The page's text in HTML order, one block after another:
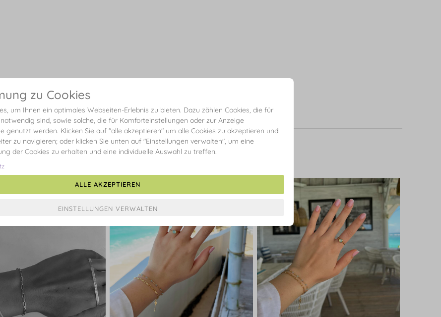
zu Cookies
um Ihnen ein optimales Webseiten-Erlebnis zu bieten. Dazu zählen Cookies, die für
sind, sowie solche, die für Komforteinstellungen oder zur Anzeige
genutzt werden. Klicken Sie auf "alle akzeptieren" um alle Cookies zu akzeptieren und
zu navigieren; oder klicken Sie unten auf "Einstellungen verwalten", um eine
der Cookies zu erhalten und eine individuelle Auswahl zu treffen.
ALLE AKZEPTIEREN